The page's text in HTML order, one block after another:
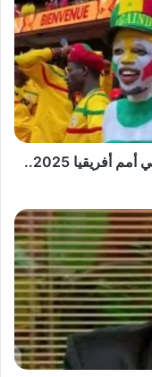
مقتل مشجع سنغالي في الرباط بعد نهائي أمم أفريقيا 2025..